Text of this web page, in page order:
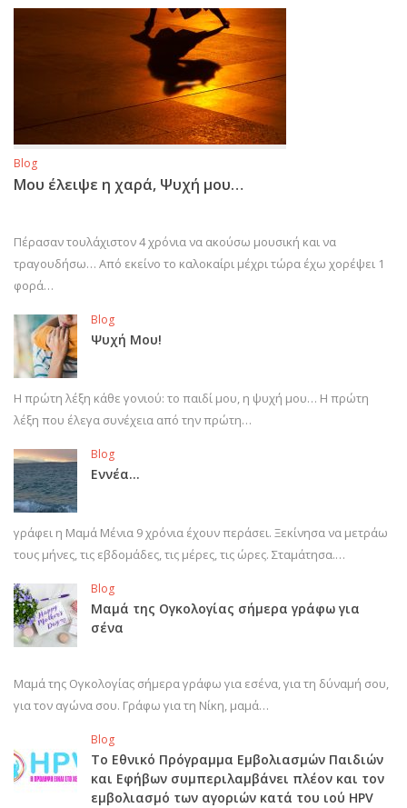
Blog
Μου έλειψε η χαρά, Ψυχή μου…
Πέρασαν τουλάχιστον 4 χρόνια να ακούσω μουσική και να
τραγουδήσω… Από εκείνο το καλοκαίρι μέχρι τώρα έχω χορέψει 1
φορά…
Blog
Ψυχή Μου!
Η πρώτη λέξη κάθε γονιού: το παιδί μου, η ψυχή μου… Η πρώτη
λέξη που έλεγα συνέχεια από την πρώτη…
Blog
Εννέα…
γράφει η Μαμά Μένια 9 χρόνια έχουν περάσει. Ξεκίνησα να μετράω
τους μήνες, τις εβδομάδες, τις μέρες, τις ώρες. Σταμάτησα.…
Blog
Μαμά της Ογκολογίας σήμερα γράφω για
σένα
Μαμά της Ογκολογίας σήμερα γράφω για εσένα, για τη δύναμή σου,
για τον αγώνα σου. Γράφω για τη Νίκη, μαμά…
Blog
Το Εθνικό Πρόγραμμα Εμβολιασμών Παιδιών
και Εφήβων συμπεριλαμβάνει πλέον και τον
εμβολιασμό των αγοριών κατά του ιού HPV